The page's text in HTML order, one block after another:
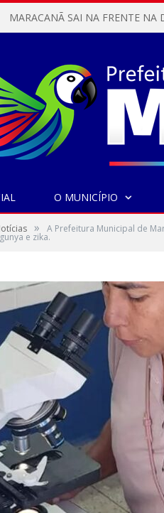
O MUNICÍPIO
» A Prefeitura Municipal de
e zika.